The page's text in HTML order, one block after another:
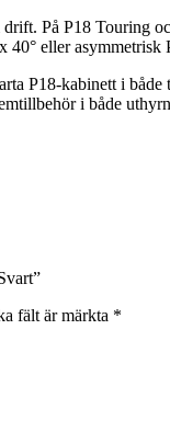
På P18 Touring
40° eller
P18-kabinett i
i både
fält är märkta *